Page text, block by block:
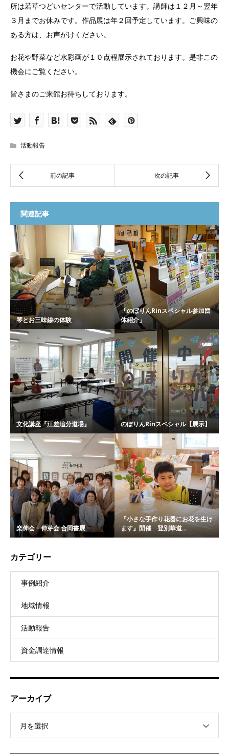
所は若草つどいセンターで活動しています。講師は１２月～翌年
３月までお休みです。作品展は年２回予定しています。ご興味の
ある方は、お声がけください。
お花や野菜など水彩画が１０点程展示されております。是非この
機会にご覧ください。
皆さまのご来館お待ちしております。
活動報告
関連記事
琴とお三味線の体験
「のぼりんRinスペシャル参加団
体紹介」
文化講座『江差追分道場』 のぼりんRinスペシャル【展示】
楽伸会・伸芽会 合同書展
『小さな手作り花器にお花を生け
ます』開催 登別華道...
カテゴリー
事例紹介
地域情報
活動報告
資金調達情報
アーカイブ
月を選択